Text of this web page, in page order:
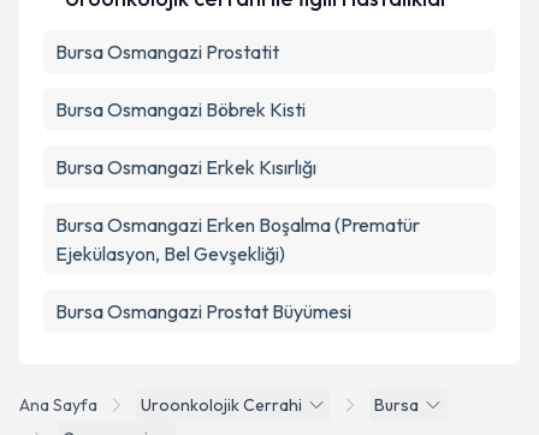
Ana Sayfa Uroonkolojik Cerrahi
Bursa
Bursa Osmangazi Prostatit
Bursa Osmangazi Böbrek Kisti
Bursa Osmangazi Erkek Kısırlığı
Bursa Osmangazi Erken Boşalma (Prematür
Ejekülasyon, Bel Gevşekliği)
Bursa Osmangazi Prostat Büyümesi